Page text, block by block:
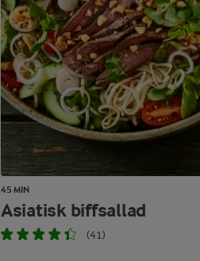
45 MIN
Asiatisk biffsallad
(41)